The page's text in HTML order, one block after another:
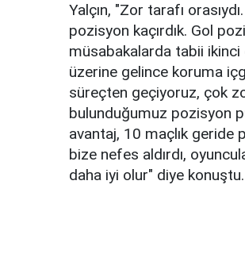
Yalçın, "Zor tarafı
pozisyon kaçırdık. Gol
müsabakalarda tabii ikinci
üzerine gelince koruma
süreçten geçiyoruz, çok
bulunduğumuz pozisyon
avantaj, 10 maçlık geride
bize nefes aldırdı,
daha iyi olur" diye konuştu.